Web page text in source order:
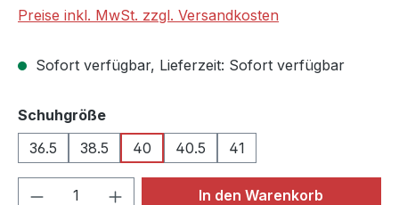
Preise inkl. MwSt. zzgl. Versandkosten
Sofort verfügbar, Lieferzeit: Sofort verfügbar
Schuhgrößeauswählen
36.5
38.5 40 40.5 41
Produkt Anzahl: Gib denIn den Warenkorb